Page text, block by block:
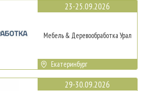
23-25.09.2026
Мебель & Деревообработка Урал
Екатеринбург
29-30.09.2026